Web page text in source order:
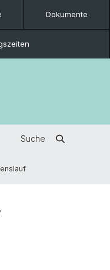
Dokumente
Suche